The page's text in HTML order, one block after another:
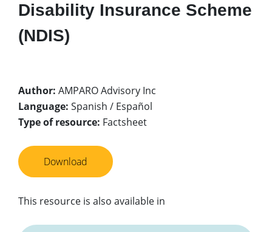
Disability Insurance Scheme
(NDIS)
Author: AMPARO Advisory Inc
Language: Spanish / Español
Type of resource: Factsheet
Download
This resource is also available in